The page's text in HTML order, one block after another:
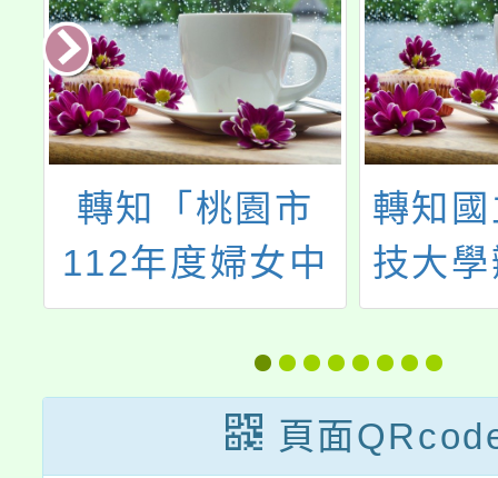
轉知「桃園市
112年度婦女中
心─第四場主題
講座《STEM女
生的成長之
轉知
技大
部「
程」
報
頁面